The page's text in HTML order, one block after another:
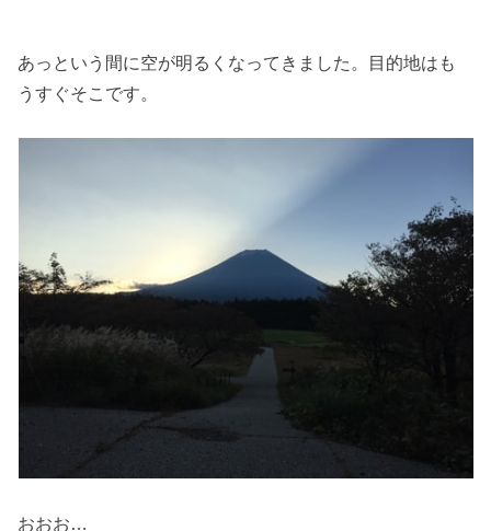
あっという間に空が明るくなってきました。目的地はも
うすぐそこです。
おおお…